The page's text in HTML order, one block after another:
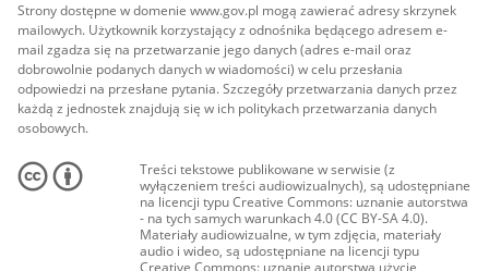
Strony dostępne w domenie www.gov.pl mogą zawierać adresy skrzynek
mailowych. Użytkownik korzystający z odnośnika będącego adresem e-
mail zgadza się na przetwarzanie jego danych (adres e-mail oraz
dobrowolnie podanych danych w wiadomości) w celu przesłania
odpowiedzi na przesłane pytania. Szczegóły przetwarzania danych przez
każdą z jednostek znajdują się w ich politykach przetwarzania danych
osobowych.
Treści tekstowe publikowane w serwisie (z
wyłączeniem treści audiowizualnych), są udostępniane
na licencji typu Creative Commons: uznanie autorstwa
- na tych samych warunkach 4.0 (CC BY-SA 4.0).
Materiały audiowizualne, w tym zdjęcia, materiały
audio i wideo, są udostępniane na licencji typu